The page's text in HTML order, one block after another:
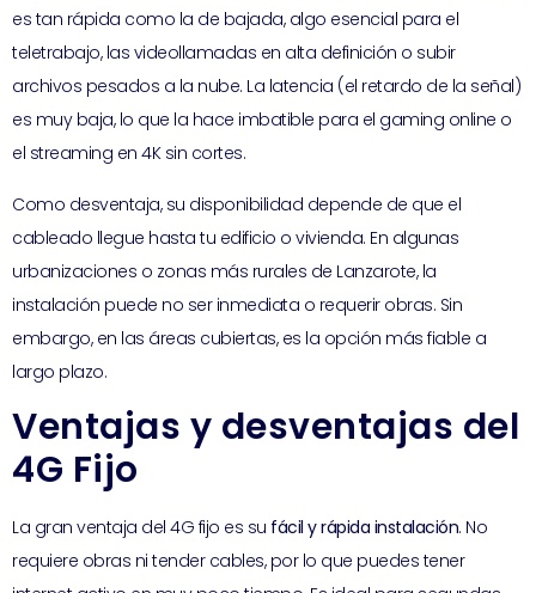
es tan rápida como la de bajada, algo esencial para el
teletrabajo, las videollamadas en alta definición o subir
archivos pesados a la nube. La latencia (el retardo de la señal)
es muy baja, lo que la hace imbatible para el gaming online o
el streaming en 4K sin cortes.
Como desventaja, su disponibilidad depende de que el
cableado llegue hasta tu edificio o vivienda. En algunas
urbanizaciones o zonas más rurales de Lanzarote, la
instalación puede no ser inmediata o requerir obras. Sin
embargo, en las áreas cubiertas, es la opción más fiable a
largo plazo.
Ventajas y desventajas del
4G Fijo
La gran ventaja del 4G fijo es su fácil y rápida instalación. No
requiere obras ni tender cables, por lo que puedes tener